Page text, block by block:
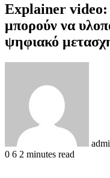
Explainer video:
μπορούν να
ψηφιακό
0 6 2 minutes read